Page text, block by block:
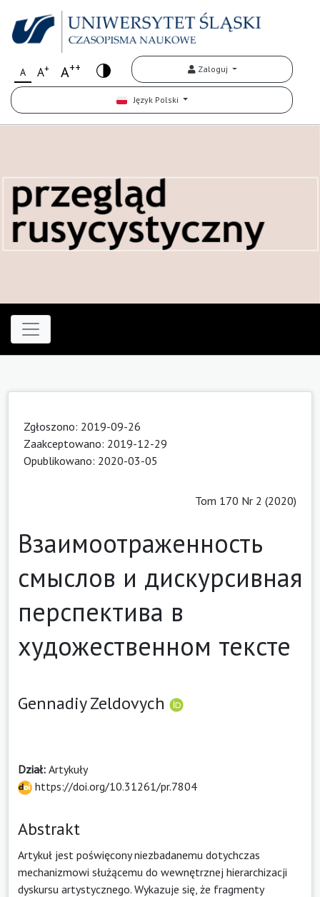
A A+ A++ Zaloguj
Język Polski
Zgłoszono: 2019-09-26
Zaakceptowano: 2019-12-29
Opublikowano: 2020-03-05
Tom 170 Nr 2 (2020)
Взаимоотраженность
смыслов и дискурсивная
перспектива в
художественном тексте
Gennadiy Zeldovych
Dział: Artykuły
https://doi.org/10.31261/pr.7804
Abstrakt
Artykuł jest poświęcony niezbadanemu dotychczas
mechanizmowi służącemu do wewnętrznej hierarchizacji
dyskursu artystycznego. Wykazuje się, że fragmenty